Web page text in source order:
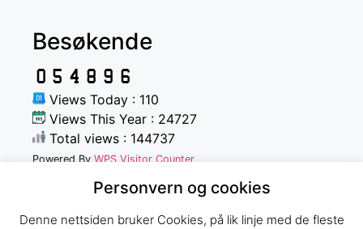
Besøkende
Views Today : 110
Views This Year : 24727
Total views : 144737
Powered By WPS Visitor Counter
Personvern og cookies
Denne nettsiden bruker Cookies, på lik linje med de fleste